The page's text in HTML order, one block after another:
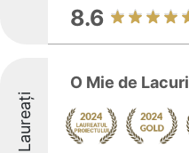
8.6
Laureați
O Mie de Lacuri